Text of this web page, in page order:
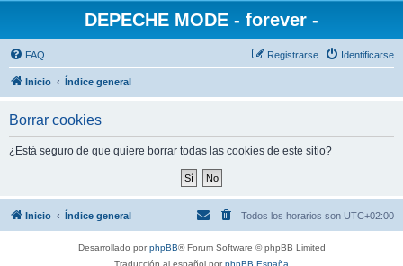
DEPECHE MODE - forever -
FAQ Identificarse
Registrarse
Inicio Índice general
Borrar cookies
¿Está seguro de que quiere borrar todas las cookies de este sitio?
Inicio Índice general Todos los horarios son UTC+02:00
Desarrollado porphpBB® Forum Software © phpBB Limited
Traducción al español porphpBB España